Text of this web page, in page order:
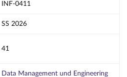
INF-0411
SS 2026
41
Data Management und Engineering